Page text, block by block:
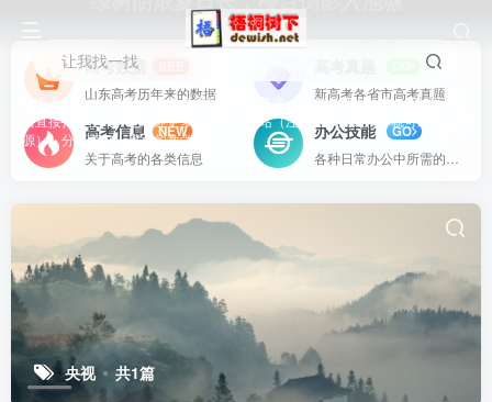
让我找一找
站内资源基本上都是一线教学实际使用的资源，配有WORD版本，可以下载
后直接打印使用。也欢迎更多老师加盟网站（注册登录成为用户就可以发布资
源），分享更好、更多的教学资源。
高考数据
山东高考历年来的数据
新高考各省市高考真题
高考信息
NEW
关于高考的各类信息
办公技能
GO
央视 共1篇